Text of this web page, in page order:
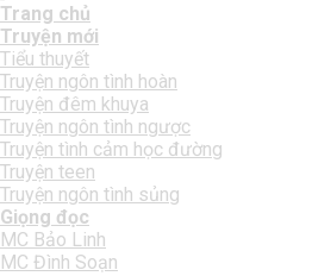
Trang chủ
Truyện mới
Tiểu thuyết
Truyện ngôn tình hoàn
Truyện đêm khuya
Truyện ngôn tình ngược
Truyện tình cảm học đường
Truyện teen
Truyện ngôn tình sủng
Giọng đọc
MC Bảo Linh
MC Đình Soạn